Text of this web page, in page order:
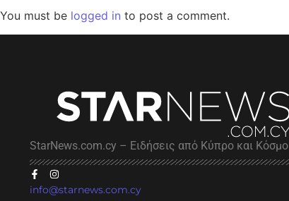
You must be logged in to post a comment.
StarNews.com.cy – Ειδήσεις από Κύπρο και Κόσμο
info@starnews.com.cy